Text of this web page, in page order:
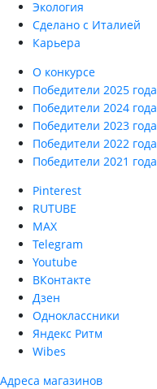
Экология
Сделано с Италией
Карьера
О конкурсе
Победители 2025 года
Победители 2024 года
Победители 2023 года
Победители 2022 года
Победители 2021 года
Pinterest
RUTUBE
MAX
Telegram
Youtube
ВКонтакте
Дзен
Одноклассники
Яндекс Ритм
Wibes
Адреса магазинов